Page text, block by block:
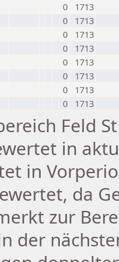
0
1713
0
1713
0
1713
0
1713
0
1713
0
1713
0
1713
0 1713
Feld
in
in
da
zur
der